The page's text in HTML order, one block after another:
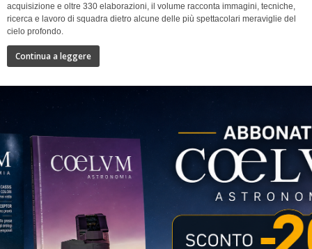
acquisizione e oltre 330 elaborazioni, il volume racconta immagini, tecniche,
ricerca e lavoro di squadra dietro alcune delle più spettacolari meraviglie del
cielo profondo.
Continua a leggere